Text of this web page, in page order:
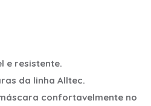
e resistente.
da linha Alltec.
confortavelmente no